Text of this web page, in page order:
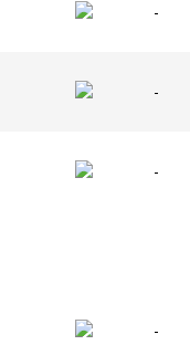
-
-
-
-